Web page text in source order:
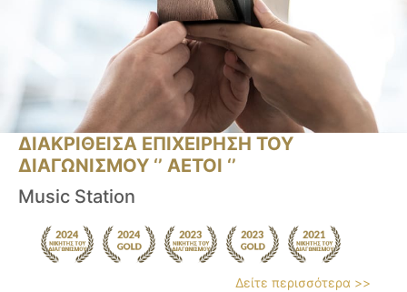
ΔΙΑΚΡΙΘΕΙΣΑ ΕΠΙΧΕΙΡΗΣΗ ΤΟΥ
ΔΙΑΓΩΝΙΣΜΟΥ ‘’ ΑΕΤΟΙ ‘’
Music Station
Δείτε περισσότερα >>